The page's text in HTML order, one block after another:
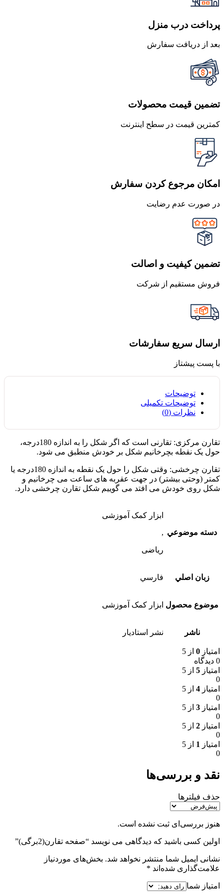
پرداخت درب منزل
بعد از دریافت سفارش
تضمین قیمت محصولات
کمترین قیمت در سطح اینترنت
امکان مرجوع کردن سفارش
در صورت عدم رضایت
تضمین کیفیت و اصالت
فروش مستقیم از شرکت
ارسال سریع سفارشات
با پست پیشتاز
توضیحات
توضیحات تکمیلی
نظرات (0)
تقارن مرکزی: تقارنی است که اگر شکل را به اندازه 180درجه،
حول یک نقطه بچرخانیم شکل بر خودش منطبق می شود.
تقارن چرخشی: وقتی شکل را حول یک نقطه به اندازه 180درجه یا
کمتر (وحتی بیشتر) در جهت عقربه های ساعت می چرخانیم و
شکل روی خودش می افتد می گوییم شکل تقارن چرخشی دارد.
دسته موضوعي
ابزار کمک آموزشی
,
ریاضی
زبان اصلي فارسي
موضوع محصول ابزار کمک آموزشی
ناشر نشر استاديار
امتیاز 0 از 5
0 دیدگاه
امتیاز 5 از 5
0
امتیاز 4 از 5
0
امتیاز 3 از 5
0
امتیاز 2 از 5
0
امتیاز 1 از 5
0
نقد و بررسی‌ها
حذف فیلترها
هنوز بررسی‌ای ثبت نشده است.
اولین کسی باشید که دیدگاهی می نویسد “صفحه تقارن(2برگی)”
نشانی ایمیل شما منتشر نخواهد شد. بخش‌های موردنیاز
علامت‌گذاری شده‌اند *
امتیاز شما